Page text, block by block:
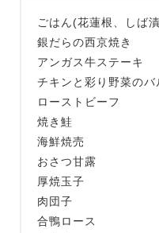
ごはん(花蓮根、しば
銀だらの西京焼き
アンガス牛ステーキ
チキンと彩り野菜の
ローストビーフ
焼き鮭
海鮮焼売
おさつ甘露
厚焼玉子
肉団子
合鴨ロース